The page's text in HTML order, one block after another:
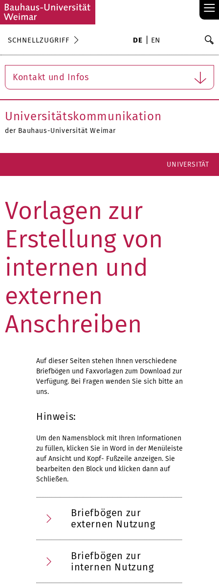
≡
SCHNELLZUGRIFF DE EN
Kontakt und Infos
Universitätskommunikation
der Bauhaus-Universität Weimar
UNIVERSITÄT
Vorlagen zur
Erstellung von
internen und
externen
Anschreiben
Auf dieser Seiten stehen Ihnen verschiedene
Briefbögen und Faxvorlagen zum Download zur
Verfügung. Bei Fragen wenden Sie sich bitte an
uns.
Hinweis:
Um den Namensblock mit Ihren Informationen
zu füllen, klicken Sie in Word in der Menüleiste
auf Ansicht und Kopf- Fußzeile anzeigen. Sie
bearbeiten den Block und klicken dann auf
Schließen.
Briefbögen zur
externen Nutzung
Briefbögen zur
internen Nutzung